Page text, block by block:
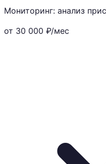
Мониторинг: анализ
от 30 000 ₽/мес